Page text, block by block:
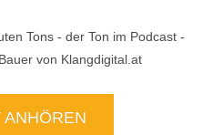
ANHÖREN